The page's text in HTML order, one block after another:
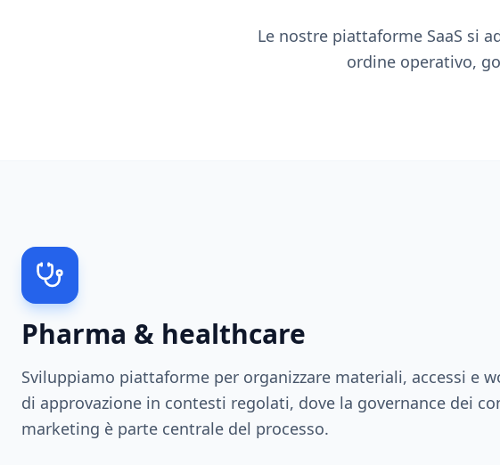
Le nostre piattaforme SaaS si
ordine operativo,
Pharma & healthcare
Sviluppiamo piattaforme per organizzare materiali, accessi e
di approvazione in contesti regolati, dove la governance dei
marketing è parte centrale del processo.